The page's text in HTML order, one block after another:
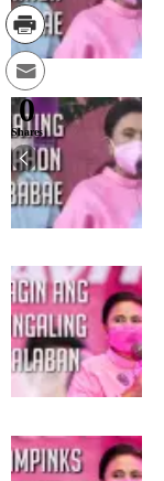
0
Shares